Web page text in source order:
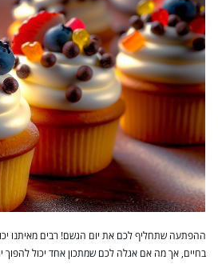
ההפתעה שתחליף לכם את יום הגשם! רבים מאיתנו
בחיים, אך מה אם אגלה לכם שמתכון אחד יכול להפוך